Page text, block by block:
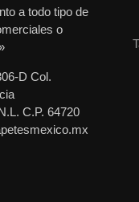
a todo tipo de
o
D Col.
C.P. 64720